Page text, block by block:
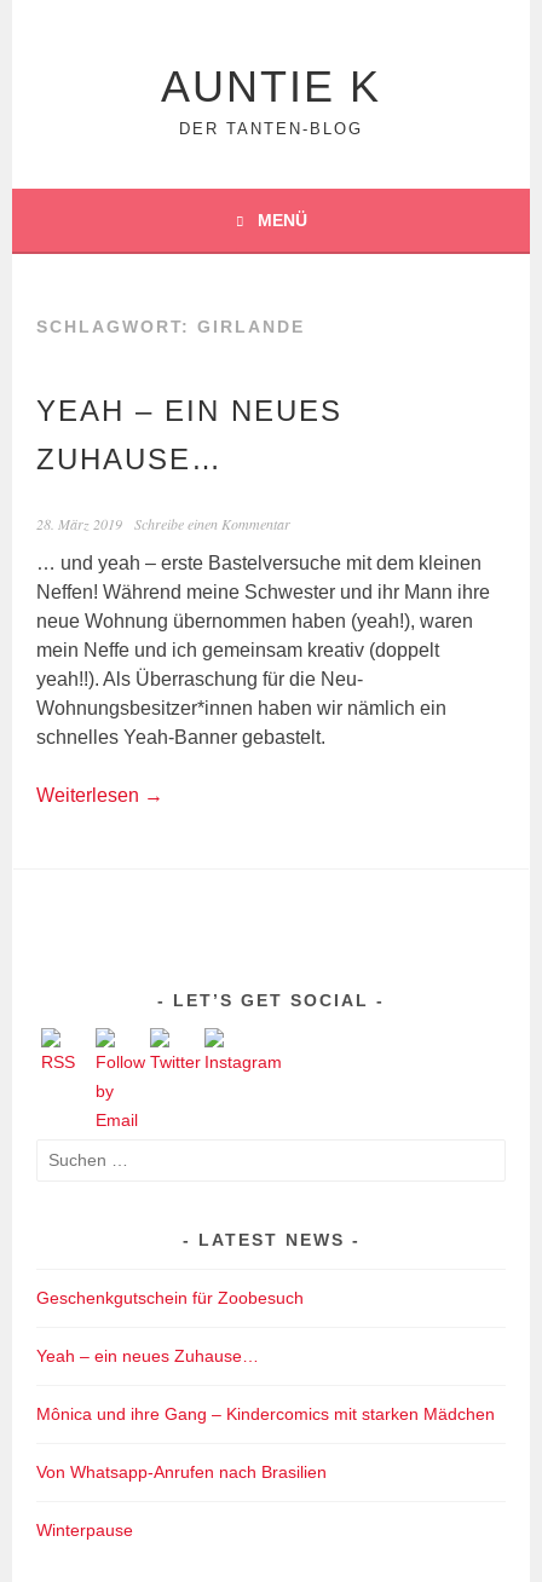
AUNTIE K
DER TANTEN-BLOG
MENÜ
SCHLAGWORT:GIRLANDE
YEAH – EIN NEUES
ZUHAUSE…
28. März 2019 Schreibe einen Kommentar
… und yeah – erste Bastelversuche mit dem kleinen
Neffen! Während meine Schwester und ihr Mann ihre
neue Wohnung übernommen haben (yeah!), waren
mein Neffe und ich gemeinsam kreativ (doppelt
yeah!!). Als Überraschung für die Neu-
Wohnungsbesitzer*innen haben wir nämlich ein
schnelles Yeah-Banner gebastelt.
Weiterlesen →
LET’S GET SOCIAL
Suchen
LATEST NEWS
Geschenkgutschein für Zoobesuch
Yeah – ein neues Zuhause…
Mônica und ihre Gang – Kindercomics mit starken Mädchen
Von Whatsapp-Anrufen nach Brasilien
Winterpause